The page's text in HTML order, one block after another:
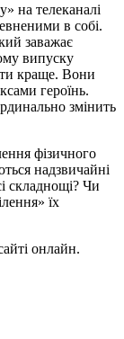
на телеканалі
в собі.
заважає
випуску
краще. Вони
героїнь.
змінить
фізичного
надзвичайні
складнощі? Чи
їх
онлайн.